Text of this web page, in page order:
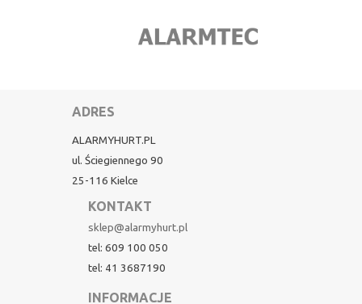
ADRES
ALARMYHURT.PL
ul. Ściegiennego 90
25-116 Kielce
KONTAKT
sklep@alarmyhurt.pl
tel: 609 100 050
tel: 41 3687190
INFORMACJE